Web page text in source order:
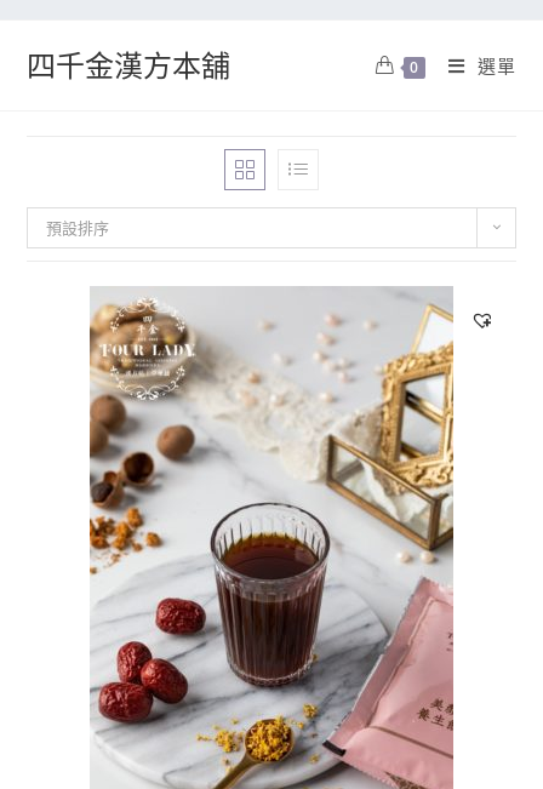
四千金漢方本舖 0 選單
預設排序